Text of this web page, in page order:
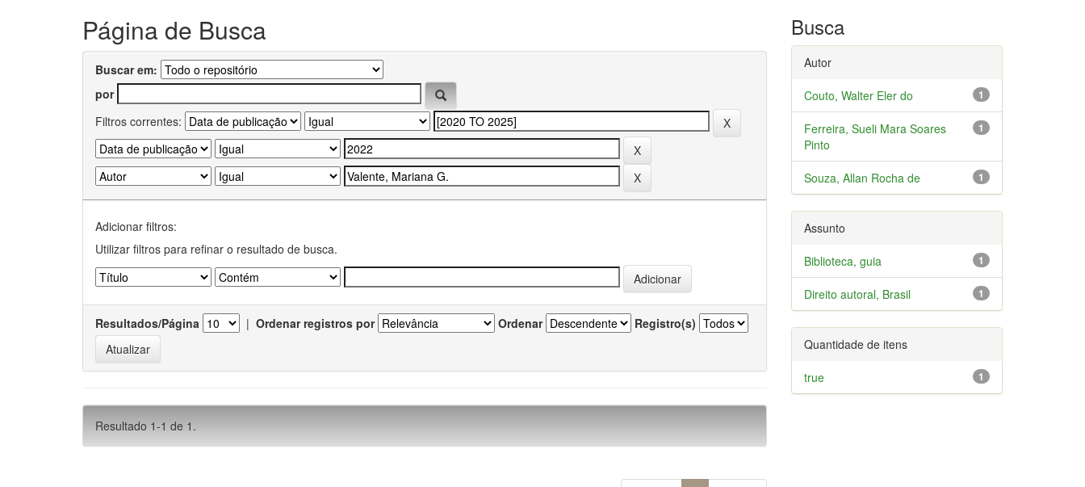
Página de Busca
Buscar em:
por
Filtros correntes:
Adicionar filtros:
Utilizar filtros para refinar o resultado de busca.
Resultados/Página | Ordenar registros por Ordenar Registro(s)
Resultado 1-1 de 1.
Busca
Autor
1
Couto, Walter Eler do
1
Ferreira, Sueli Mara Soares
Pinto
1
Souza, Allan Rocha de
Assunto
1
Biblioteca, guia
1
Direito autoral, Brasil
Quantidade de itens
1
true